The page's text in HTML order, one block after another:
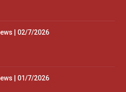
| 02/7/2026
| 01/7/2026